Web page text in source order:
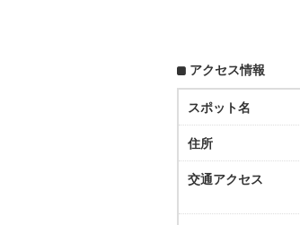
アクセス情報
スポット名
住所
交通アクセス